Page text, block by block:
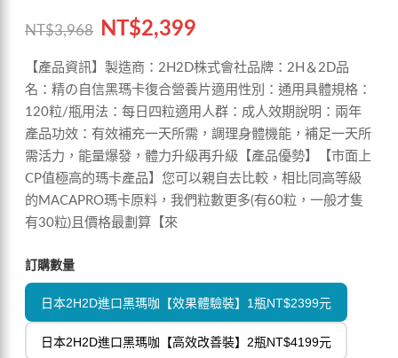
NT$3,968 NT$2,399
【產品資訊】製造商：2H2D株式會社品牌：2H＆2D品
名：精の自信黑瑪卡復合營養片適用性別：通用具體規格：
120粒/瓶用法：每日四粒適用人群：成人效期說明：兩年
產品功效：有效補充一天所需，調理身體機能，補足一天所
需活力，能量爆發，體力升級再升級【產品優勢】【市面上
CP值極高的瑪卡產品】您可以親自去比較，相比同高等級
的MACAPRO瑪卡原料，我們粒數更多(有60粒，一般才隻
有30粒)且價格最劃算【來
訂購數量
日本2H2D進口黑瑪咖【效果體驗裝】1瓶NT$2399元
日本2H2D進口黑瑪咖【高效改善裝】2瓶NT$4199元